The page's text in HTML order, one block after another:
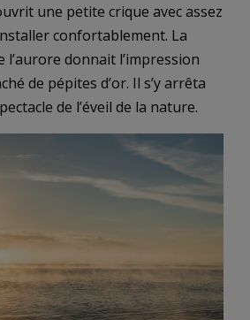
une petite crique avec assez
confortablement. La
l’aurore donnait l’impression
de pépites d’or. Il s’y arrêta
de l’éveil de la nature.